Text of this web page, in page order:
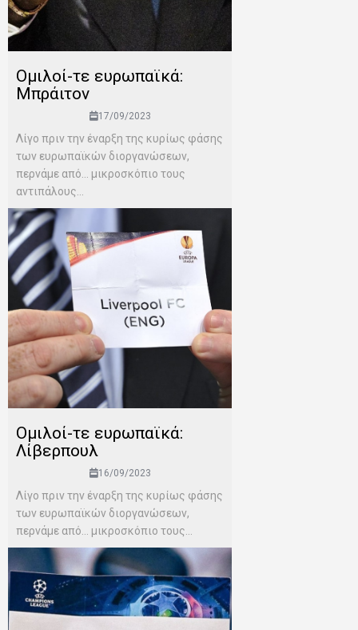
Ομιλοί-τε ευρωπαϊκά:
Μπράιτον
17/09/2023
Λίγο πριν την έναρξη της κυρίως φάσης
των ευρωπαϊκών διοργανώσεων,
περνάμε από… μικροσκόπιο τους
αντιπάλους...
Ομιλοί-τε ευρωπαϊκά:
Λίβερπουλ
16/09/2023
Λίγο πριν την έναρξη της κυρίως φάσης
των ευρωπαϊκών διοργανώσεων,
περνάμε από… μικροσκόπιο τους...